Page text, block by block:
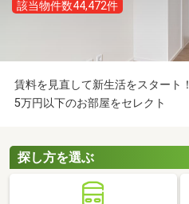
該当物件数44,472件
賃料を見直して新生活をスタート！
5万円以下のお部屋をセレクト
探し方を選ぶ